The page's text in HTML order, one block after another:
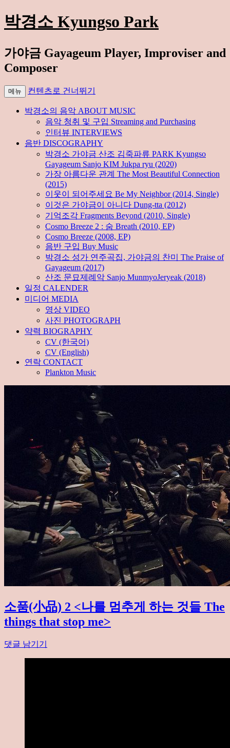
박경소 Kyungso Park
가야금 Gayageum Player, Improviser and
Composer
메뉴 컨텐츠로 건너뛰기
박경소의 음악 ABOUT MUSIC
음악 청취 및 구입 Streaming and Purchasing
인터뷰 INTERVIEWS
음반 DISCOGRAPHY
박경소 가야금 산조 김죽파류 PARK Kyungso
Gayageum Sanjo KIM Jukpa ryu (2020)
가장 아름다운 관계 The Most Beautiful Connection
(2015)
이웃이 되어주세요 Be My Neighbor (2014, Single)
이것은 가야금이 아니다 Dung-tta (2012)
기억조각 Fragments Beyond (2010, Single)
Cosmo Breeze 2 : 숨 Breath (2010, EP)
Cosmo Breeze (2008, EP)
음반 구입 Buy Music
박경소 성가 연주곡집, 가야금의 찬미 The Praise of
Gayageum (2017)
산조 문묘제례악 Sanjo MunmyoJeryeak (2018)
일정 CALENDER
미디어 MEDIA
영상 VIDEO
사진 PHOTOGRAPH
약력 BIOGRAPHY
CV (한국어)
CV (English)
연락 CONTACT
Plankton Music
소품(小品) 2 <나를 멈추게 하는 것들 The
things that stop me>
댓글 남기기